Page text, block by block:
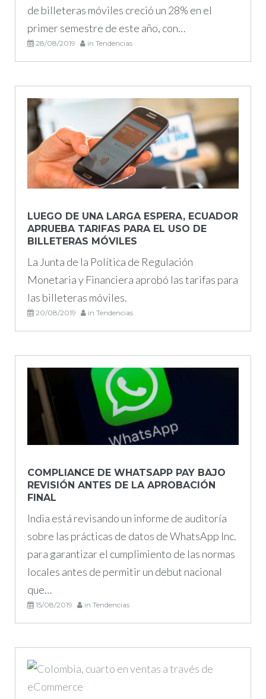
de billeteras móviles creció un 28% en el
primer semestre de este año, con…
28/08/2019 in Tendencias
LUEGO DE UNA LARGA ESPERA, ECUADOR
APRUEBA TARIFAS PARA EL USO DE
BILLETERAS MÓVILES
La Junta de la Política de Regulación
Monetaria y Financiera aprobó las tarifas para
las billeteras móviles.
20/08/2019 in Tendencias
COMPLIANCE DE WHATSAPP PAY BAJO
REVISIÓN ANTES DE LA APROBACIÓN
FINAL
India está revisando un informe de auditoría
sobre las prácticas de datos de WhatsApp Inc.
para garantizar el cumplimiento de las normas
locales antes de permitir un debut nacional
que…
15/08/2019 in Tendencias